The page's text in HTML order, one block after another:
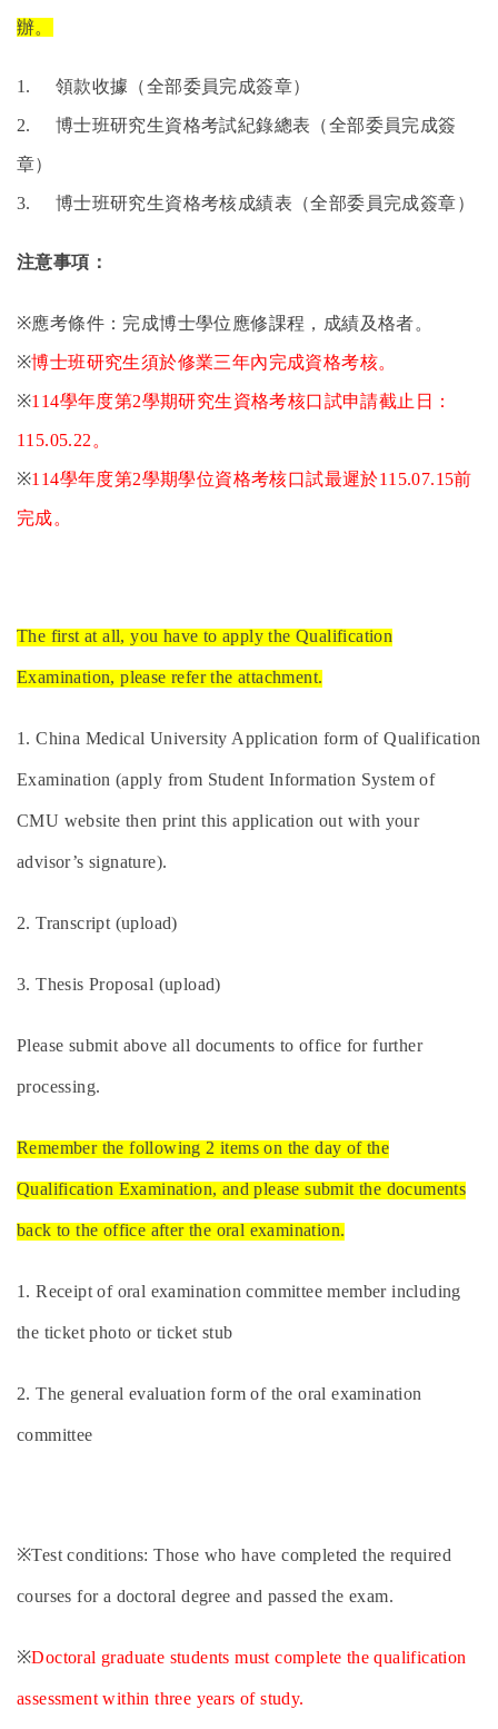
辦。
1. 領款收據（全部委員完成簽章）
2. 博士班研究生資格考試紀錄總表（全部委員完成簽
章）
3. 博士班研究生資格考核成績表（全部委員完成簽章）
注意事項：
※應考條件：完成博士學位應修課程，成績及格者。
※博士班研究生須於修業三年內完成資格考核。
※114學年度第2學期研究生資格考核口試申請截止日：
115.05.22 。
※114學年度第2學期學位資格考核口試最遲於115.07.15前
完成。
The first at all, you have to apply the Qualification
Examination, please refer the attachment.
1. China Medical University Application form of Qualification
Examination (apply from Student Information System of
CMU website then print this application out with your
advisor’s signature).
2. Transcript (upload)
3. Thesis Proposal (upload)
Please submit above all documents to office for further
processing.
Remember the following 2 items on the day of the
Qualification Examination, and please submit the documents
back to the office after the oral examination.
1. Receipt of oral examination committee member including
the ticket photo or ticket stub
2. The general evaluation form of the oral examination
committee
※Test conditions: Those who have completed the required
courses for a doctoral degree and passed the exam.
※Doctoral graduate students must complete the qualification
assessment within three years of study.